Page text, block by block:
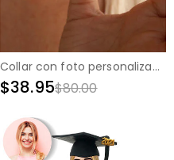
Collar con foto personalizado en forma de corazón, hermoso regalo para hermanas
$38.95$80.00